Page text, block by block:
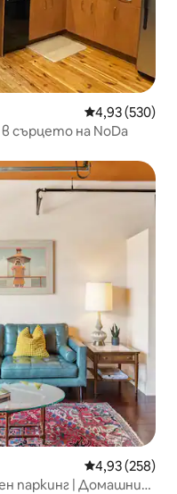
Средна
4,93 (530)
сърцето на NoDa
Средна
4,93 (258)
паркинг | Домашни